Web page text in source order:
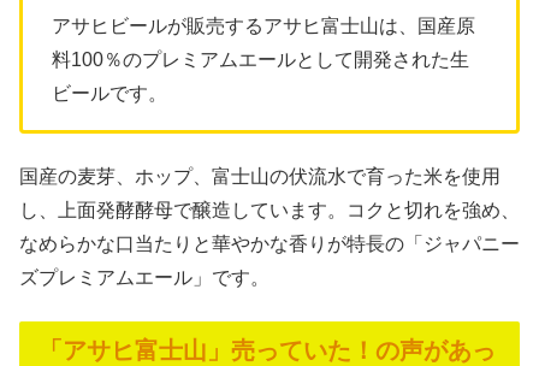
アサヒビールが販売するアサヒ富士山は、国産原
料100％のプレミアムエールとして開発された生
ビールです。
国産の麦芽、ホップ、富士山の伏流水で育った米を使用
し、上面発酵酵母で醸造しています。コクと切れを強め、
なめらかな口当たりと華やかな香りが特長の「ジャパニー
ズプレミアムエール」です。
「アサヒ富士山」売っていた！の声があっ